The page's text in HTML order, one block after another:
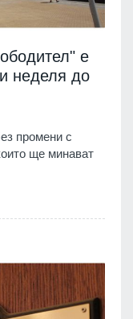
е
неделя до
промени с
ще минават